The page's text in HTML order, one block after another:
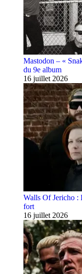
Mastodon – «
du 9e album
16 juillet 2026
Walls Of Jericho :
fort
16 juillet 2026